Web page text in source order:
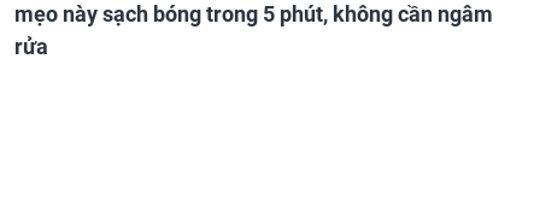
mẹo này sạch bóng trong 5 phút, không cần ngâm
rửa